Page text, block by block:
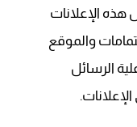
هذه الإعلانات
والموقع
الرسائل